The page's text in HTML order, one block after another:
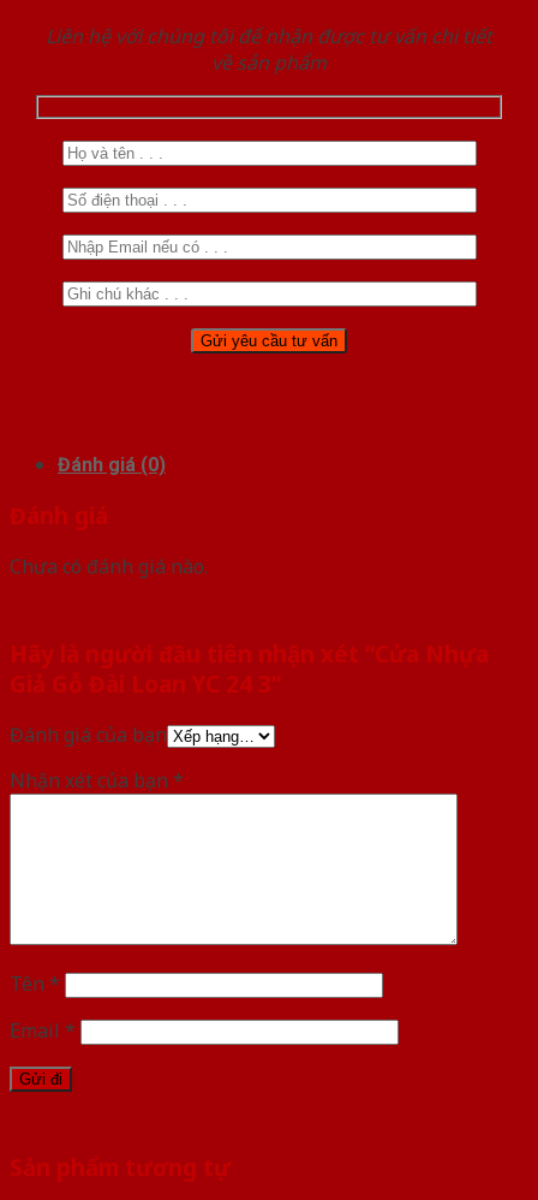
Liên hệ với chúng tôi để nhận được tư vấn chi tiết
về sản phẩm
Đánh giá (0)
Đánh giá
Chưa có đánh giá nào.
Hãy là người đầu tiên nhận xét “Cửa Nhựa
Giả Gỗ Đài Loan YC 24 3”
Đánh giá của bạn
Nhận xét của bạn *
Tên *
Email *
Sản phẩm tương tự